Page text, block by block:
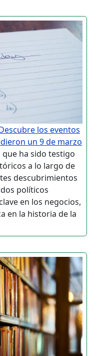
los eventos
un 9 de marzo
que ha sido testigo
a lo largo de
descubrimientos
políticos
en los negocios,
en la historia de la